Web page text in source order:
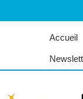
Accueil